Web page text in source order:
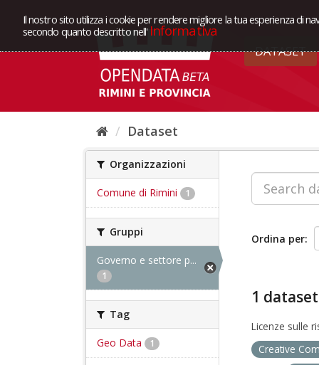
Il nostro sito utilizza i cookie per rendere migliore la tua esperienza di
secondo quanto descritto nell' Informativa
DATASET
Dataset
Organizzazioni
Comune di Rimini 1
Gruppi
Governo e settore p...
1
Tag
Geo Data 1
Ordina per
1
Licenze sulle
Creative